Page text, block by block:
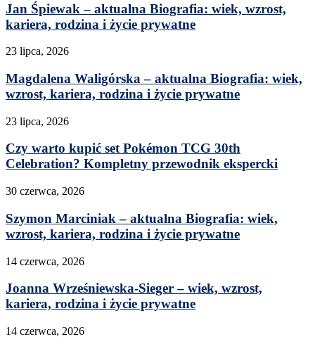
Jan Śpiewak – aktualna Biografia: wiek, wzrost,
kariera, rodzina i życie prywatne
23 lipca, 2026
Magdalena Waligórska – aktualna Biografia: wiek,
wzrost, kariera, rodzina i życie prywatne
23 lipca, 2026
Czy warto kupić set Pokémon TCG 30th
Celebration? Kompletny przewodnik ekspercki
30 czerwca, 2026
Szymon Marciniak – aktualna Biografia: wiek,
wzrost, kariera, rodzina i życie prywatne
14 czerwca, 2026
Joanna Wrześniewska-Sieger – wiek, wzrost,
kariera, rodzina i życie prywatne
14 czerwca, 2026